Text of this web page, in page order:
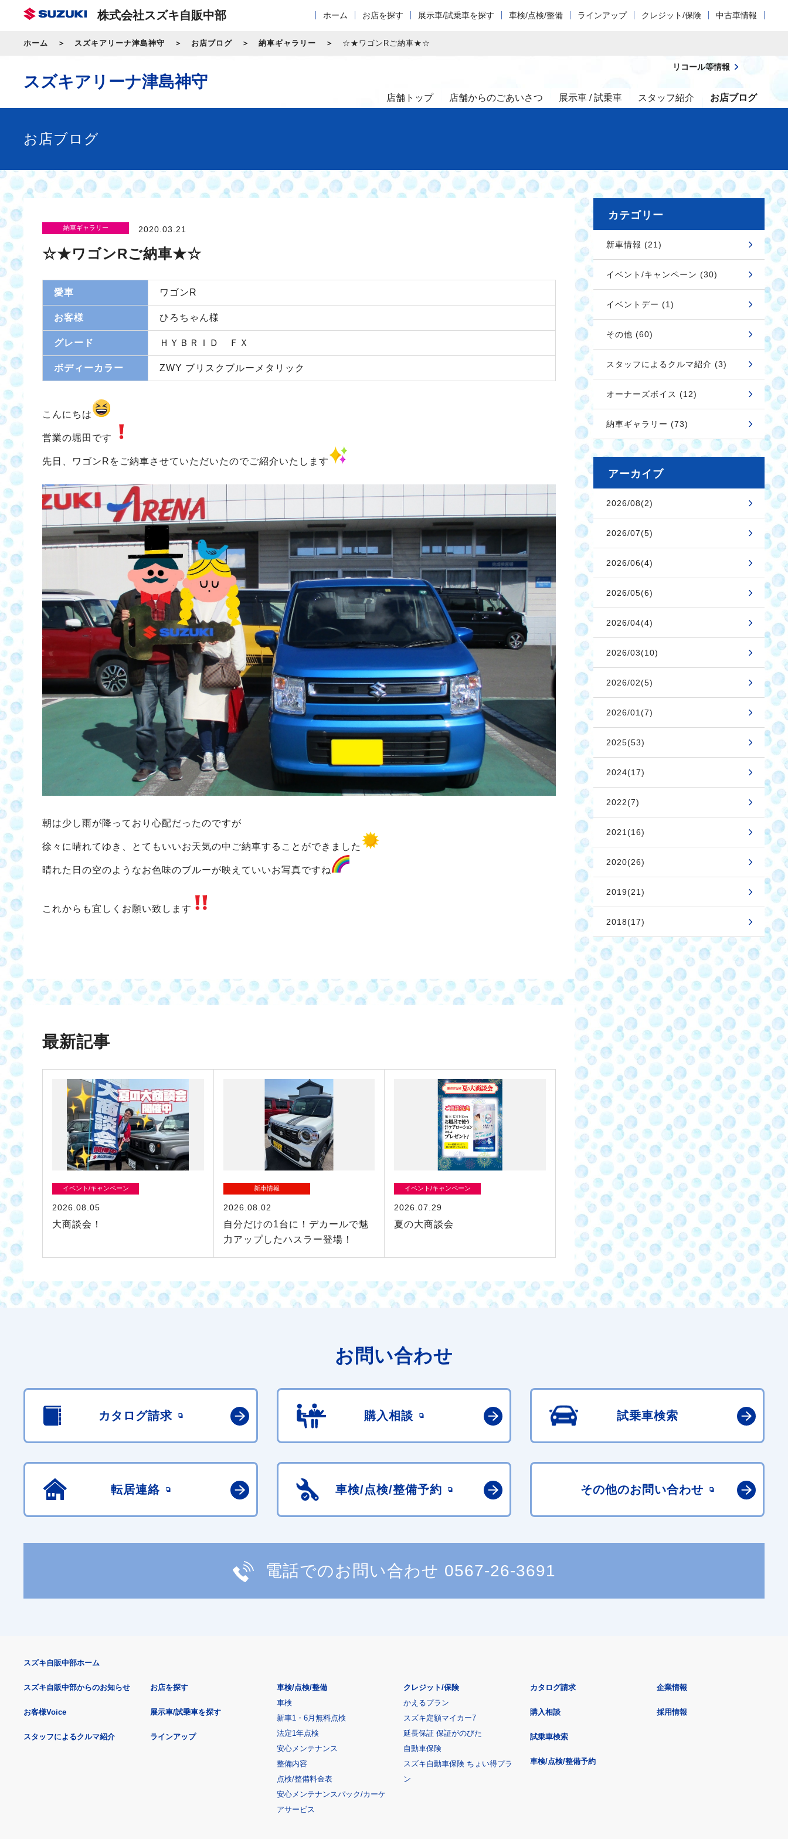
株式会社スズキ自販中部 ホーム お店を探す 展示車/試乗車を探す 車検/点検/整備 ラインアップ クレジット/保険 中古車情報
ホーム スズキアリーナ津島神守 お店ブログ 納車ギャラリー ☆★ワゴンRご納車★☆
スズキアリーナ津島神守
店舗トップ 店舗からのごあいさつ 展示車 / 試乗車 スタッフ紹介 お店ブログ
リコール等情報
お店ブログ
納車ギャラリー 2020.03.21
☆★ワゴンRご納車★☆
愛車 ワゴンR
お客様 ひろちゃん様
グレード ＨＹＢＲＩＤ ＦＸ
ボディーカラー ZWY ブリスクブルーメタリック
こんにちは
営業の堀田です
先日、ワゴンRをご納車させていただいたのでご紹介いたします
朝は少し雨が降っており心配だったのですが
徐々に晴れてゆき、とてもいいお天気の中ご納車することができました
晴れた日の空のようなお色味のブルーが映えていいお写真ですね
これからも宜しくお願い致します
最新記事
イベント/キャンペーン
2026.08.05
大商談会！
新車情報
2026.08.02
自分だけの1台に！デカールで魅
力アップしたハスラー登場！
イベント/キャンペーン
2026.07.29
夏の大商談会
カテゴリー
新車情報 (21)
イベント/キャンペーン (30)
イベントデー (1)
その他 (60)
スタッフによるクルマ紹介 (3)
オーナーズボイス (12)
納車ギャラリー (73)
アーカイブ
2026/08(2)
2026/07(5)
2026/06(4)
2026/05(6)
2026/04(4)
2026/03(10)
2026/02(5)
2026/01(7)
2025(53)
2024(17)
2022(7)
2021(16)
2020(26)
2019(21)
2018(17)
お問い合わせ
カタログ請求 購入相談 試乗車検索
転居連絡 車検/点検/整備予約 その他のお問い合わせ
電話でのお問い合わせ 0567-26-3691
スズキ自販中部ホーム
スズキ自販中部からのお知らせ
お客様Voice
スタッフによるクルマ紹介
お店を探す
展示車/試乗車を探す
ラインアップ
車検/点検/整備
車検
新車1・6月無料点検
法定1年点検
安心メンテナンス
整備内容
点検/整備料金表
安心メンテナンスパック/カーケ
アサービス
クレジット/保険
かえるプラン
スズキ定額マイカー7
延長保証 保証がのびた
自動車保険
スズキ自動車保険 ちょい得プラ
ン
カタログ請求
購入相談
試乗車検索
車検/点検/整備予約
企業情報
採用情報